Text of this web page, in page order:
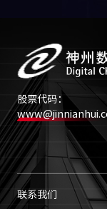
股票代码：
联系我们